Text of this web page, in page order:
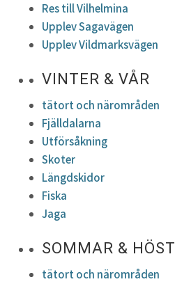
Res till Vilhelmina
Upplev Sagavägen
Upplev Vildmarksvägen
VINTER & VÅR
tätort och närområden
Fjälldalarna
Utförsåkning
Skoter
Längdskidor
Fiska
Jaga
SOMMAR & HÖST
tätort och närområden